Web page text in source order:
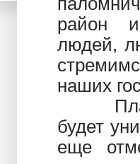
район
людей,
наших
будет
еще